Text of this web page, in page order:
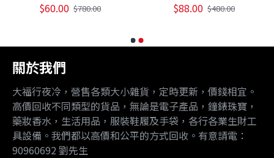
$60.00 $780.00 $88.00 $480.00
關於我們
大福行夜冷，營售各類大小雜貨，定時更新，價錢相宜。
高價回收不同類型的貨品，無論是電子產品，鐘錶珠寶，
藥妝香水，生活用品，服裝鞋履及手袋，各行各業生財工
具設備。我們都以高價和公平的方式回收。有意請電：
90960692 劉先生